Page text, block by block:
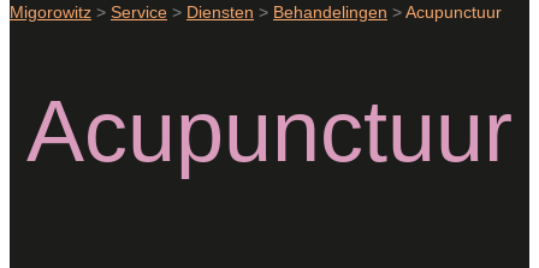
Migorowitz > Service > Diensten > Behandelingen >Acupunctuur
Acupunctuur